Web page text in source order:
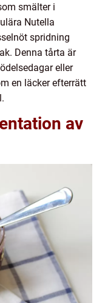
smälter i
Nutella
spridning
Denna tårta är
eller
en läcker efterrätt
av